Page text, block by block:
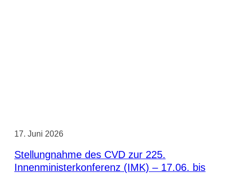
17. Juni 2026
Stellungnahme des CVD zur 225.
Innenministerkonferenz (IMK) – 17.06. bis